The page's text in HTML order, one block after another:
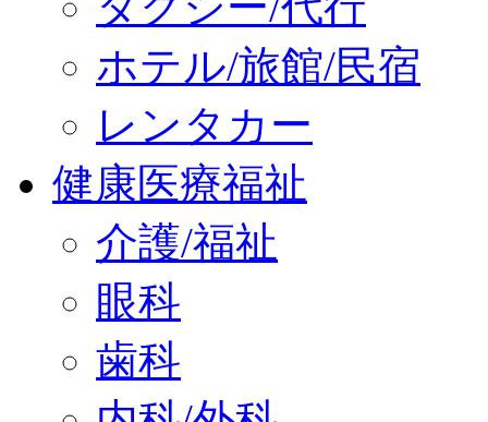
ホテル/旅館/民宿
レンタカー
健康医療福祉
介護/福祉
眼科
歯科